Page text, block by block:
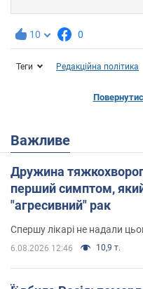
10 0
Теги Редакційна політика
Важливе
Дружина
перший симптом,
"агресивний" рак
Спершу лікарі не надали
6.08.2026 12:46 10,9 т.